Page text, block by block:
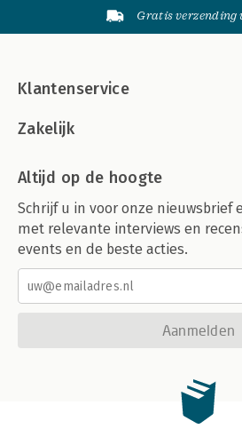
Gratis verzending
Klantenservice
Zakelijk
Altijd op de hoogte
Schrijf u in voor onze nieuwsbrief
met relevante interviews en
events en de beste acties.
Aanmelden